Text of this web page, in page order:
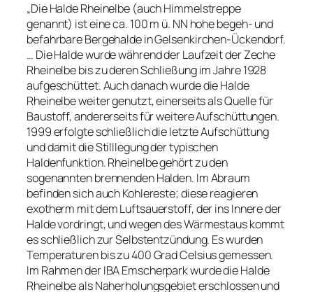
„Die Halde Rheinelbe (auch Himmelstreppe
genannt) ist eine ca. 100 m ü. NN hohe begeh- und
befahrbare Bergehalde in Gelsenkirchen-Ückendorf.
… Die Halde wurde während der Laufzeit der Zeche
Rheinelbe bis zu deren Schließung im Jahre 1928
aufgeschüttet. Auch danach wurde die Halde
Rheinelbe weiter genutzt, einerseits als Quelle für
Baustoff, andererseits für weitere Aufschüttungen.
1999 erfolgte schließlich die letzte Aufschüttung
und damit die Stilllegung der typischen
Haldenfunktion. Rheinelbe gehört zu den
sogenannten brennenden Halden. Im Abraum
befinden sich auch Kohlereste; diese reagieren
exotherm mit dem Luftsauerstoff, der ins Innere der
Halde vordringt, und wegen des Wärmestaus kommt
es schließlich zur Selbstentzündung. Es wurden
Temperaturen bis zu 400 Grad Celsius gemessen.
Im Rahmen der IBA Emscherpark wurde die Halde
Rheinelbe als Naherholungsgebiet erschlossen und